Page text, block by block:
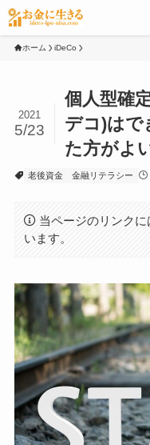
ホーム iDeCo
個人型確
デコ)はで
た方がよ
2021
5/23
老後資金 金融リテラシー
当ページのリンク
います。